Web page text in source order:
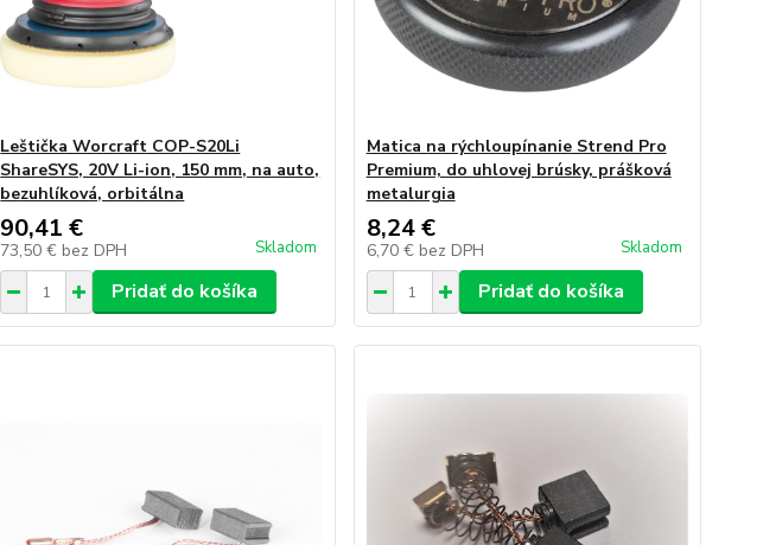
Leštička Worcraft COP-S20Li
ShareSYS, 20V Li-ion, 150 mm, na auto,
bezuhlíková, orbitálna
90,41 €
73,50 € bez DPH Skladom
Pridať do košíka
Matica na rýchloupínanie Strend Pro
Premium, do uhlovej brúsky, prášková
metalurgia
8,24 €
6,70 € bez DPH Skladom
Pridať do košíka